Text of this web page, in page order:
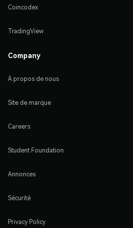
Coincodex
TradingView
Company
À propos de nous
Site de marque
Careers
Student Foundation
Annonces
Sécurité
Privacy Policy